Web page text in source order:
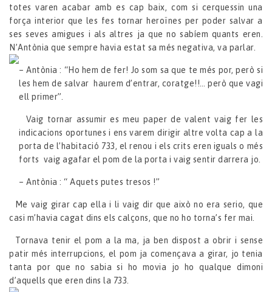
totes varen acabar amb es cap baix, com si cerquessin una
força interior que les fes tornar heroïnes per poder salvar a
ses seves amigues i als altres ja que no sabíem quants eren.
N’Antònia que sempre havia estat sa més negativa, va parlar.
– Antònia : “Ho hem de fer! Jo som sa que te més por, però si
les hem de salvar haurem d’entrar, coratge!!… però que vagi
ell primer”.
Vaig tornar assumir es meu paper de valent vaig fer les
indicacions oportunes i ens varem dirigir altre volta cap a la
porta de l’habitació 733, el renou i els crits eren iguals o més
forts vaig agafar el pom de la porta i vaig sentir darrera jo.
– Antònia : “ Aquets putes tresos !”
Me vaig girar cap ella i li vaig dir que això no era serio, que
casi m’havia cagat dins els calçons, que no ho torna’s fer mai.
Tornava tenir el pom a la ma, ja ben dispost a obrir i sense
patir més interrupcions, el pom ja començava a girar, jo tenia
tanta por que no sabia si ho movia jo ho qualque dimoni
d’aquells que eren dins la 733.